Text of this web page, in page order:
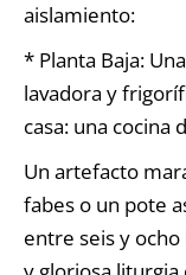
aislamiento:
* Planta Baja:
lavadora y
casa: una cocina
Un artefacto
fabes o un pote
entre seis y